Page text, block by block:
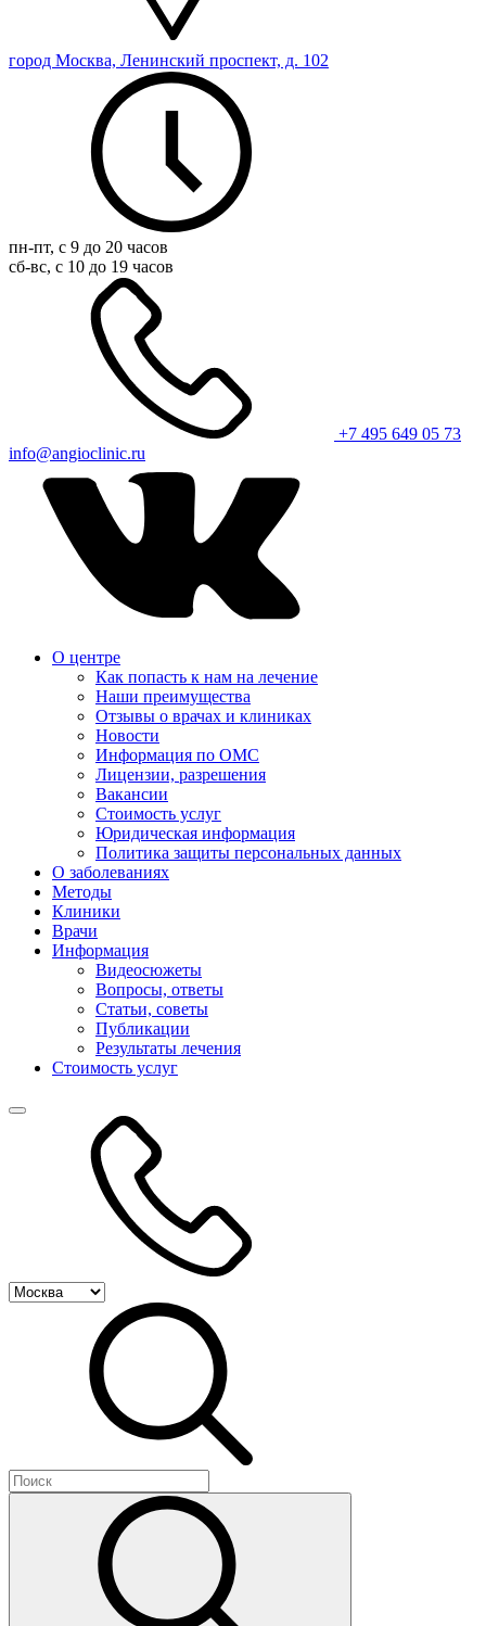
город Москва, Ленинский проспект, д. 102
пн-пт, с 9 до 20 часов
сб-вс, с 10 до 19 часов
+7 495 649 05 73
info@angioclinic.ru
О центре
Как попасть к нам на лечение
Наши преимущества
Отзывы о врачах и клиниках
Новости
Информация по ОМС
Лицензии, разрешения
Вакансии
Стоимость услуг
Юридическая информация
Политика защиты персональных данных
О заболеваниях
Методы
Клиники
Врачи
Информация
Видеосюжеты
Вопросы, ответы
Статьи, советы
Публикации
Результаты лечения
Стоимость услуг